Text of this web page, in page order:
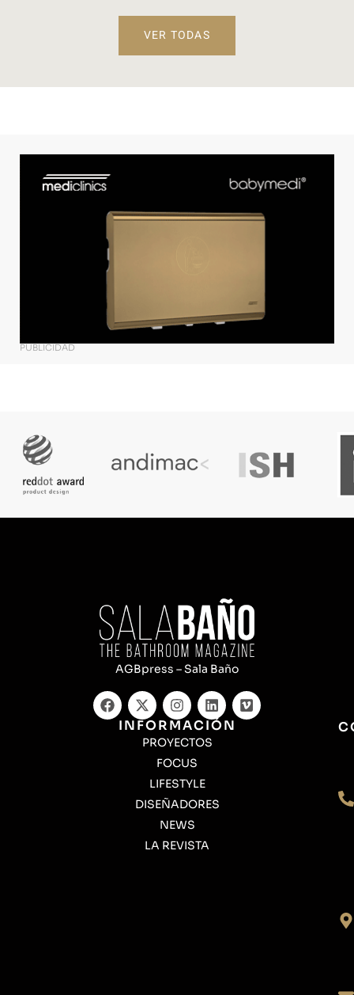
VER TODAS
PUBLICIDAD
AGBpress – Sala Baño
INFORMACIÓN
PROYECTOS
FOCUS
LIFESTYLE
DISEÑADORES
NEWS
LA REVISTA